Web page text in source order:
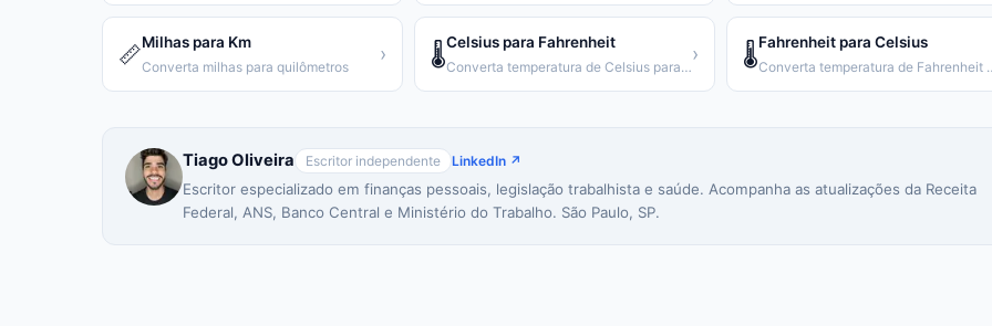
📏Milhas para Km
Converta milhas para quilômetros
› 🌡️Celsius para Fahrenheit
Converta temperatura de Celsius para Fahrenheit
› 🌡️Fahrenheit para Celsius
Converta
Tiago Oliveira Escritor independente LinkedIn ↗
Escritor especializado em finanças pessoais, legislação trabalhista e saúde. Acompanha as atualizações da Receita
Federal, ANS, Banco Central e Ministério do Trabalho. São Paulo, SP.